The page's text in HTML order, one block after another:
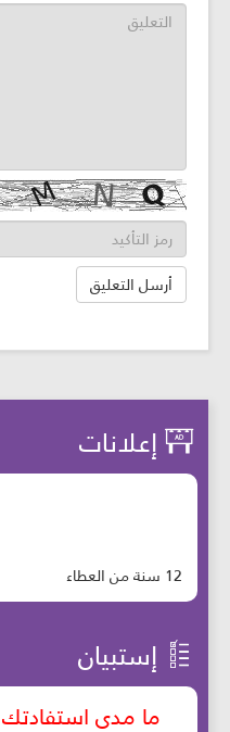
إعلانات
12 سنة من العطاء
إستبيان